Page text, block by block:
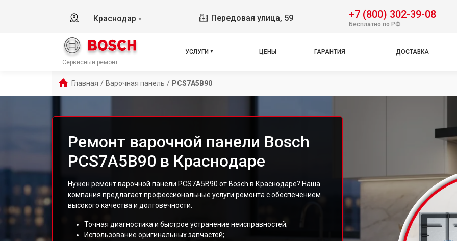
Краснодар ▼ Передовая улица, 59 +7 (800) 302-39-08
Бесплатно по РФ
Сервисный ремонт
УСЛУГИ ЦЕНЫ ГАРАНТИЯ ДОСТАВКА
Главная / Варочная панель / PCS7A5B90
Ремонт варочной панели Bosch
PCS7A5B90 в Краснодаре
Нужен ремонт варочной панели PCS7A5B90 от Bosch в Краснодаре? Наша
компания предлагает профессиональные услуги ремонта с обеспечением
высокого качества и долговечности.
Точная диагностика и быстрое устранение неисправностей;
Использование оригинальных запчастей;